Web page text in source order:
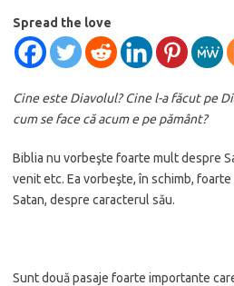
Spread the love
Cine este Diavolul? Cine l-a făcut pe
cum se face că acum e pe pământ?
Biblia nu vorbeşte foarte mult despre
venit etc. Ea vorbeşte, în schimb,
Satan, despre caracterul său.
Sunt două pasaje foarte importante